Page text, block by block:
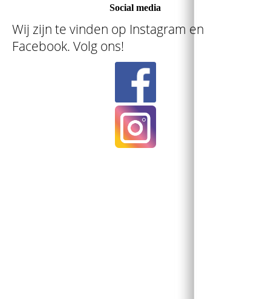
Social media
Wij zijn te vinden op Instagram en
Facebook. Volg ons!